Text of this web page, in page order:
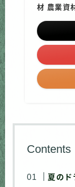
材 農業資
Contents
夏のド